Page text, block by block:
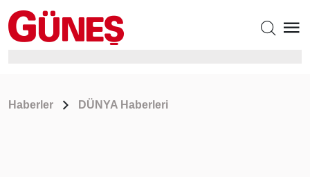
Haberler DÜNYA Haberleri